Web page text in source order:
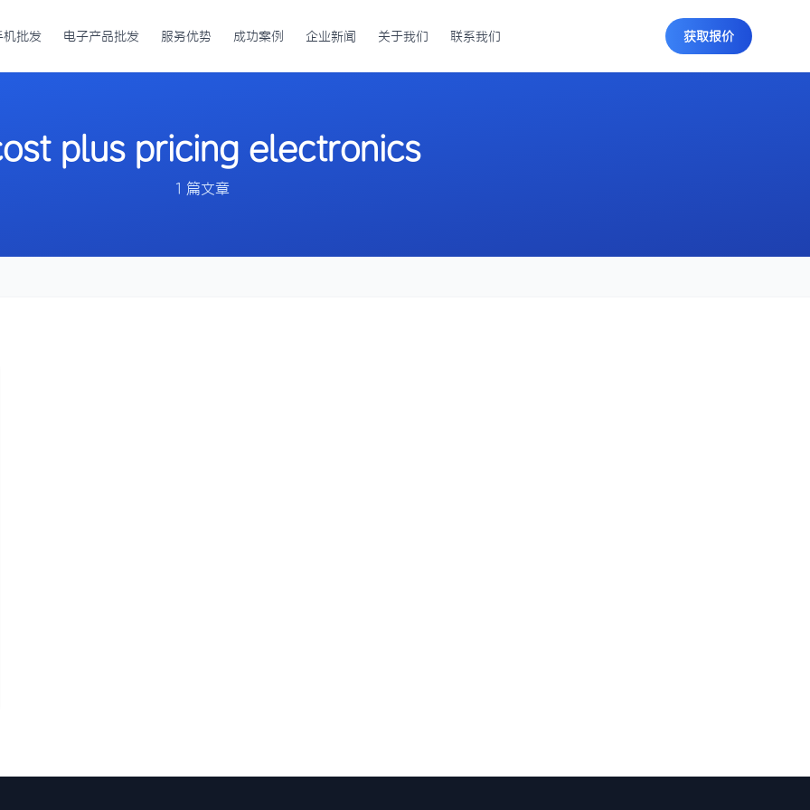
机批发 电子产品批发 服务优势 成功案例 企业新闻 关于我们 联系我们 获取报价
plus pricing electronics
1 篇文章